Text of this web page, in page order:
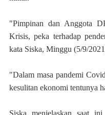
"Pimpinan dan Anggota
Krisis, peka terhadap
kata Siska, Minggu (5/9/
"Dalam masa pandemi
kesulitan ekonomi tentunya
Siska menjelaskan saat